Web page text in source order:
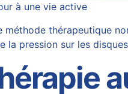
à une vie active
méthode thérapeutique
la pression sur les